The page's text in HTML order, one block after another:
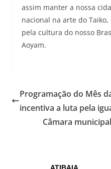
assim manter a nossa
nacional na arte do
pela cultura do nosso
Aoyam.
Programação do Mês
incentiva a luta pela
Câmara